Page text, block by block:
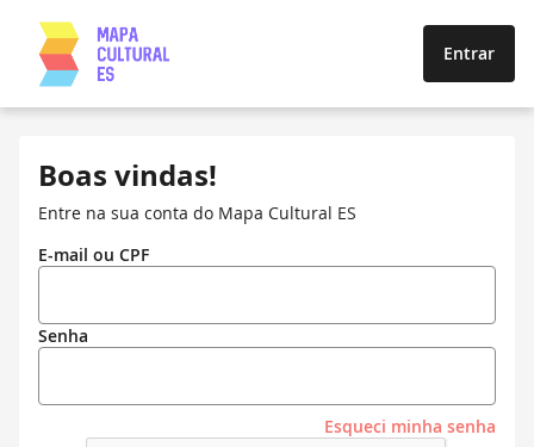
Entrar
Boas vindas!
Entre na sua conta do Mapa Cultural ES
E-mail ou CPF
Senha
Esqueci minha senha